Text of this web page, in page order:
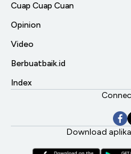
Cuap Cuap Cuan
Opinion
Video
Berbuatbaik.id
Index
Download